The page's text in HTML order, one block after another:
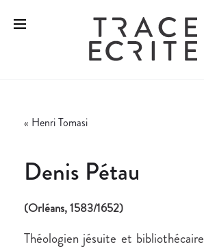
« Henri Tomasi
Denis Pétau
(Orléans, 1583/1652)
Théologien jésuite et bibliothécaire